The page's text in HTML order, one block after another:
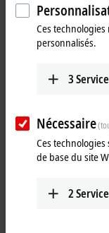
Beckhoff can offer
optimized for the MX-
modules from the
a variety of
control of the function
A comprehensive
and is being
CPU development
Ces
personnalisés.
3
Nécessaire
Ces
de base du site
2